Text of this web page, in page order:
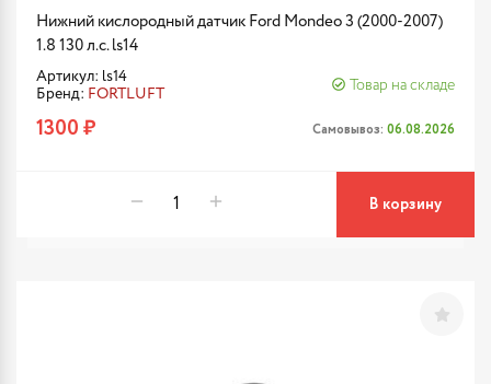
Нижний кислородный датчик Ford Mondeo 3 (2000-2007)
1.8 130 л.с. ls14
Артикул: ls14
Бренд: FORTLUFT
Товар на складе
1300 ₽ Самовывоз: 06.08.2026
В корзину